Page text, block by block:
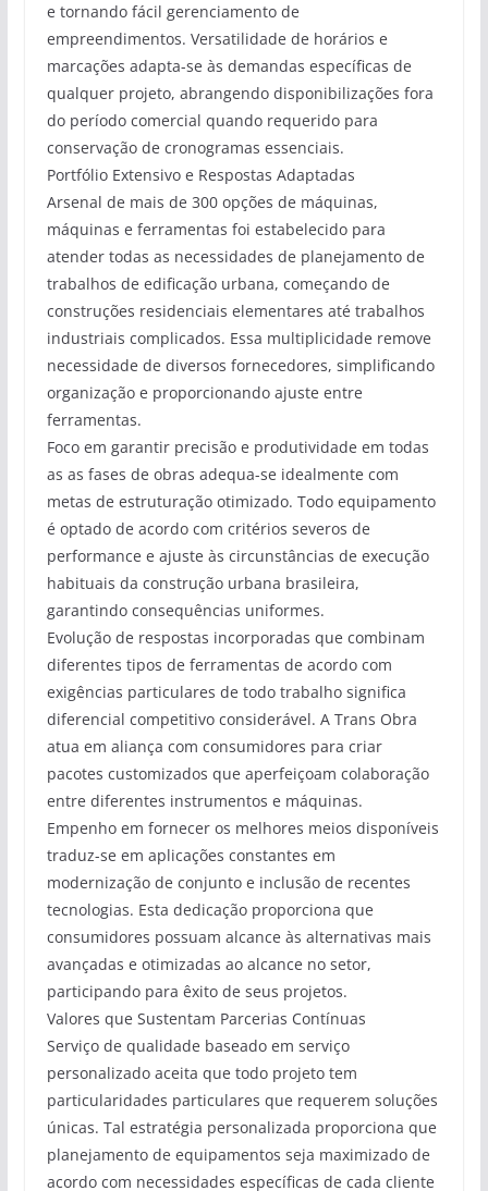
e tornando fácil gerenciamento de
empreendimentos. Versatilidade de horários e
marcações adapta-se às demandas específicas de
qualquer projeto, abrangendo disponibilizações fora
do período comercial quando requerido para
conservação de cronogramas essenciais.
Portfólio Extensivo e Respostas Adaptadas
Arsenal de mais de 300 opções de máquinas,
máquinas e ferramentas foi estabelecido para
atender todas as necessidades de planejamento de
trabalhos de edificação urbana, começando de
construções residenciais elementares até trabalhos
industriais complicados. Essa multiplicidade remove
necessidade de diversos fornecedores, simplificando
organização e proporcionando ajuste entre
ferramentas.
Foco em garantir precisão e produtividade em todas
as as fases de obras adequa-se idealmente com
metas de estruturação otimizado. Todo equipamento
é optado de acordo com critérios severos de
performance e ajuste às circunstâncias de execução
habituais da construção urbana brasileira,
garantindo consequências uniformes.
Evolução de respostas incorporadas que combinam
diferentes tipos de ferramentas de acordo com
exigências particulares de todo trabalho significa
diferencial competitivo considerável. A Trans Obra
atua em aliança com consumidores para criar
pacotes customizados que aperfeiçoam colaboração
entre diferentes instrumentos e máquinas.
Empenho em fornecer os melhores meios disponíveis
traduz-se em aplicações constantes em
modernização de conjunto e inclusão de recentes
tecnologias. Esta dedicação proporciona que
consumidores possuam alcance às alternativas mais
avançadas e otimizadas ao alcance no setor,
participando para êxito de seus projetos.
Valores que Sustentam Parcerias Contínuas
Serviço de qualidade baseado em serviço
personalizado aceita que todo projeto tem
particularidades particulares que requerem soluções
únicas. Tal estratégia personalizada proporciona que
planejamento de equipamentos seja maximizado de
acordo com necessidades específicas de cada cliente